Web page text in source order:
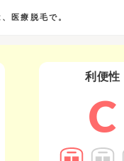
医療脱毛で。
利便性
C